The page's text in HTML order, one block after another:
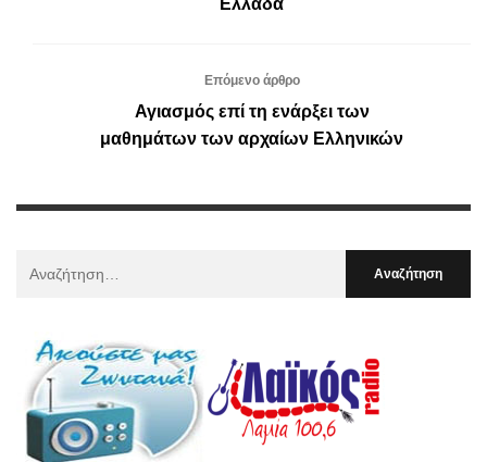
Ελλάδα
Επόμενο άρθρο
Αγιασμός επί τη ενάρξει των
μαθημάτων των αρχαίων Ελληνικών